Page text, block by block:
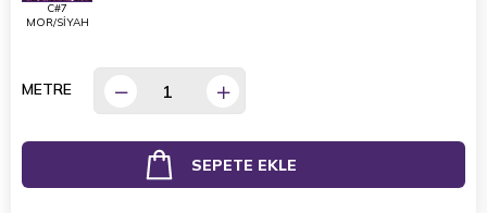
C#7
MOR/SİYAH
METRE